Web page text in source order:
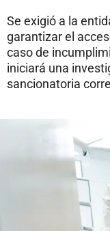
Se exigió a la
garantizar el
caso de
iniciará una
sancionatoria